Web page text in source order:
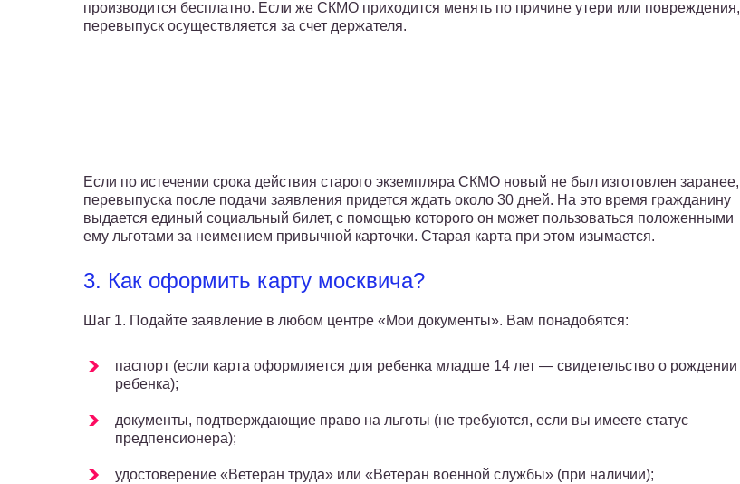
производится бесплатно. Если же СКМО приходится менять по причине утери или повреждения,
перевыпуск осуществляется за счет держателя.
Если по истечении срока действия старого экземпляра СКМО новый не был изготовлен заранее,
перевыпуска после подачи заявления придется ждать около 30 дней. На это время гражданину
выдается единый социальный билет, с помощью которого он может пользоваться положенными
ему льготами за неимением привычной карточки. Старая карта при этом изымается.
3. Как оформить карту москвича?
Шаг 1. Подайте заявление в любом центре «Мои документы». Вам понадобятся:
паспорт (если карта оформляется для ребенка младше 14 лет — свидетельство о рождении
ребенка);
документы, подтверждающие право на льготы (не требуются, если вы имеете статус
предпенсионера);
удостоверение «Ветеран труда» или «Ветеран военной службы» (при наличии);